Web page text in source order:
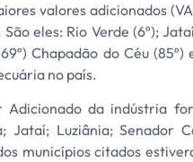
valores adicionados
eles: Rio Verde (6º);
Chapadão do Céu
no país.
da indústria
Jataí; Luziânia; Senador
municípios citados